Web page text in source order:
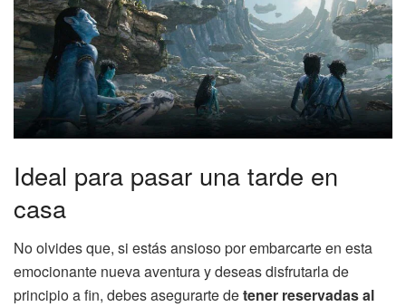
Ideal para pasar una tarde en
casa
No olvides que, si estás ansioso por embarcarte en esta
emocionante nueva aventura y deseas disfrutarla de
principio a fin, debes asegurarte detener reservadas al